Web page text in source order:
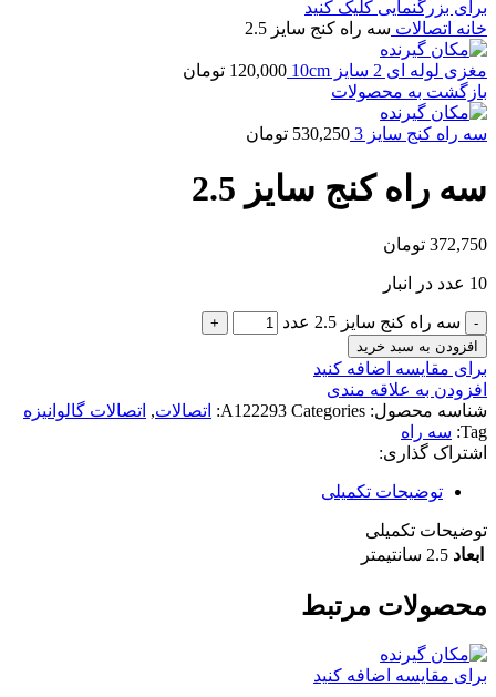
برای بزرگنمایی کلیک کنید
خانه اتصالات سه راه کنج سایز 2.5
مغزی لوله ای 2 سایز 10cm 120,000 تومان
بازگشت به محصولات
سه راه کنج سایز 3 530,250 تومان
سه راه کنج سایز 2.5
372,750 تومان
10 عدد در انبار
سه راه کنج سایز 2.5 عدد
افزودن به سبد خرید
برای مقایسه اضافه کنید
افزودن به علاقه مندی
شناسه محصول:
A122293 Categories: اتصالات, اتصالات گالوانیزه
Tag: سه راه
اشتراک گذاری:
توضیحات تکمیلی
توضیحات تکمیلی
ابعاد 2.5 سانتیمتر
محصولات مرتبط
برای مقایسه اضافه کنید